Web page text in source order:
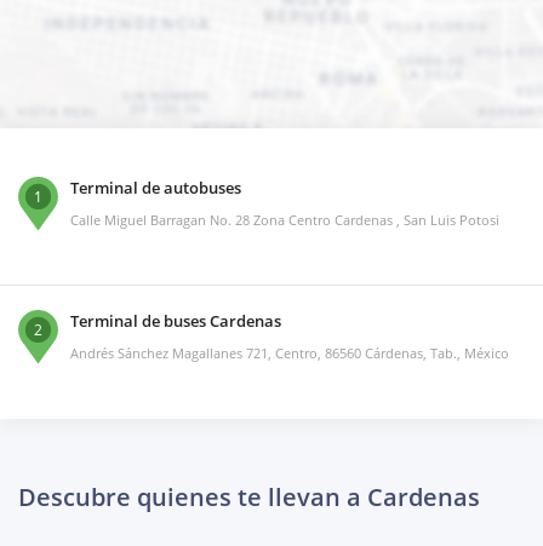
1 Terminal de autobuses
Calle Miguel Barragan No. 28 Zona Centro Cardenas , San Luis Potosi
2 Terminal de buses Cardenas
Andrés Sánchez Magallanes 721, Centro, 86560 Cárdenas, Tab., México
Descubre quienes te llevan a Cardenas